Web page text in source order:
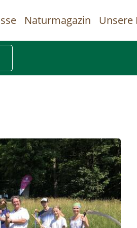
Naturmagazin Unsere